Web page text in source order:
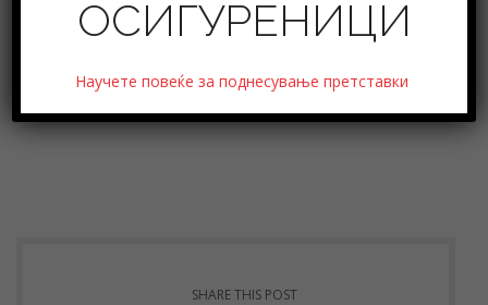
SHARE THIS POST
ОСИГУРЕНИЦИ
Научете повеќе за поднесување претставки